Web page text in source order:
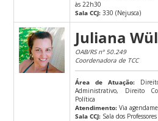
às 22h30
Sala CCJ: 330 (Nejusca)
Juliana
OAB/RS nº 50.249
Coordenadora de TCC
Área de Atuação:
Administrativo, Direito
Política
Atendimento: Via
Sala CCJ: Sala dos Professores